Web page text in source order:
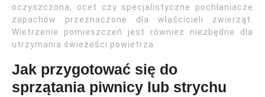
oczyszczona, ocet czy specjalistyczne pochłaniacze
zapachów przeznaczone dla właścicieli zwierząt.
Wietrzenie pomieszczeń jest również niezbędne dla
utrzymania świeżości powietrza.
Jak przygotować się do
sprzątania piwnicy lub strychu